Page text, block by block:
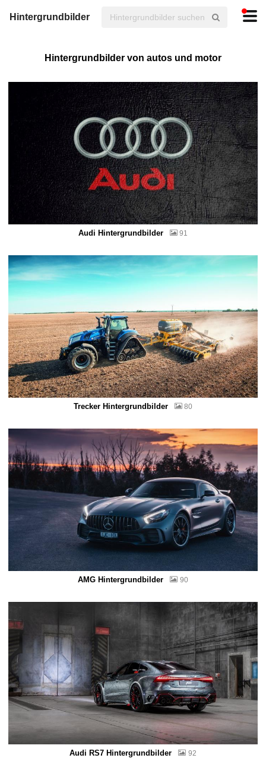
Hintergrundbilder
Hintergrundbilder von autos und motor
Audi Hintergrundbilder 91
Trecker Hintergrundbilder 80
AMG Hintergrundbilder 90
Audi RS7 Hintergrundbilder 92